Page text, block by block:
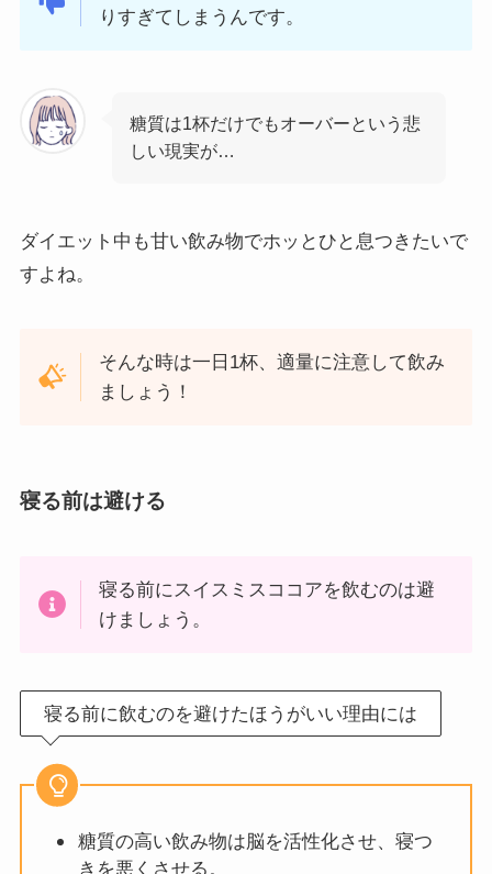
りすぎてしまうんです。
糖質は1杯だけでもオーバーという悲
しい現実が…
ダイエット中も甘い飲み物でホッとひと息つきたいで
すよね。
そんな時は一日1杯、適量に注意して飲み
ましょう！
寝る前は避ける
寝る前にスイスミスココアを飲むのは避
けましょう。
寝る前に飲むのを避けたほうがいい理由には
糖質の高い飲み物は脳を活性化させ、寝つ
きを悪くさせる。